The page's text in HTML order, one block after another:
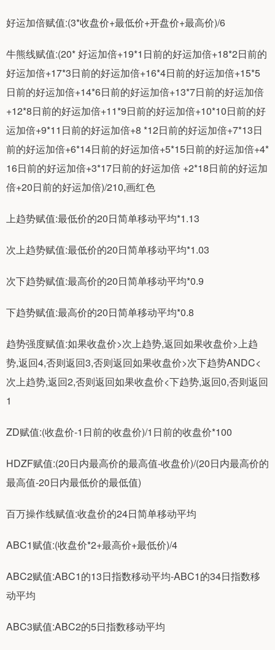
好运加倍赋值:(3*收盘价+最低价+开盘价+最高价)/6
牛熊线赋值:(20* 好运加倍+19*1日前的好运加倍+18*2日前的
好运加倍+17*3日前的好运加倍+16*4日前的好运加倍+15*5
日前的好运加倍+14*6日前的好运加倍+13*7日前的好运加倍
+12*8日前的好运加倍+11*9日前的好运加倍+10*10日前的好
运加倍+9*11日前的好运加倍+8 *12日前的好运加倍+7*13日
前的好运加倍+6*14日前的好运加倍+5*15日前的好运加倍+4*
16日前的好运加倍+3*17日前的好运加倍 +2*18日前的好运加
倍+20日前的好运加倍)/210,画红色
上趋势赋值:最低价的20日简单移动平均*1.13
次上趋势赋值:最低价的20日简单移动平均*1.03
次下趋势赋值:最高价的20日简单移动平均*0.9
下趋势赋值:最高价的20日简单移动平均*0.8
趋势强度赋值:如果收盘价>次上趋势,返回如果收盘价>上趋
势,返回4,否则返回3,否则返回如果收盘价>次下趋势ANDC<
次上趋势,返回2,否则返回如果收盘价<下趋势,返回0,否则返回
1
ZD赋值:(收盘价-1日前的收盘价)/1日前的收盘价*100
HDZF赋值:(20日内最高价的最高值-收盘价)/(20日内最高价的
最高值-20日内最低价的最低值)
百万操作线赋值:收盘价的24日简单移动平均
ABC1赋值:(收盘价*2+最高价+最低价)/4
ABC2赋值:ABC1的13日指数移动平均-ABC1的34日指数移
动平均
ABC3赋值:ABC2的5日指数移动平均